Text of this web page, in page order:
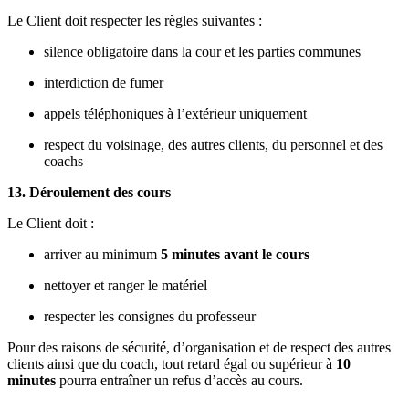
Le Client doit respecter les règles suivantes :
silence obligatoire dans la cour et les parties communes
interdiction de fumer
appels téléphoniques à l’extérieur uniquement
respect du voisinage, des autres clients, du personnel et des
coachs
13. Déroulement des cours
Le Client doit :
arriver au minimum 5 minutes avant le cours
nettoyer et ranger le matériel
respecter les consignes du professeur
Pour des raisons de sécurité, d’organisation et de respect des autres
clients ainsi que du coach, tout retard égal ou supérieur à 10
minutes pourra entraîner un refus d’accès au cours.